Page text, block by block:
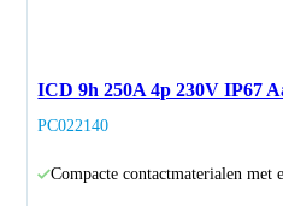
ICD 9h 250A 4p 230V IP67
PC022140
Compacte contactmaterialen met